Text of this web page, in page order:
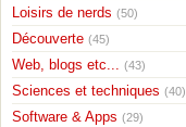
Loisirs de nerds (50)
Découverte (45)
Web, blogs etc... (43)
Sciences et techniques (40)
Software & Apps (29)